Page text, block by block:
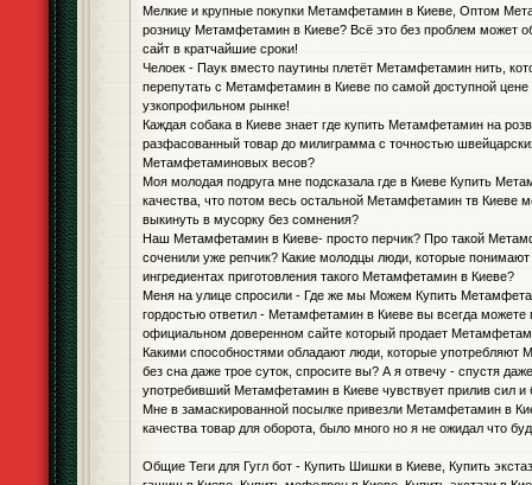
Мелкие и крупные покупки Метамфетамин в Киеве, Оптом
розницу Метамфетамин в Киеве? Всё это без проблем может
сайт в кратчайшие сроки!
Челоек - Паук вместо паутины плетёт Метамфетамин нить,
перепутать с Метамфетамин в Киеве по самой доступной цене
узкопрофильном рынке!
Каждая собака в Киеве знает где купить Метамфетамин на
разфасованный товар до милиграмма с точностью
Метамфетаминовых весов?
Моя молодая подруга мне подсказала где в Киеве Купить
качества, что потом весь остальной Метамфетамин тв Киеве
выкинуть в мусорку без сомнения?
Наш Метамфетамин в Киеве- просто перчик? Про такой
соченили уже репчик? Какие молодцы люди, которые
ингредиентах приготовления такого Метамфетамин в Киеве?
Меня на улице спросили - Где же мы Можем Купить
гордостью ответил - Метамфетамин в Киеве вы всегда можете
официальном доверенном сайте который продает
Какими способностями обладают люди, которые употребляют
без сна даже трое суток, спросите вы? А я отвечу - спустя
употребивший Метамфетамин в Киеве чувствует прилив сил и
Мне в замаскированной посылке привезли Метамфетамин в
качества товар для оборота, было много но я не ожидал что
Общие Теги для Гугл бот - Купить Шишки в Киеве, Купить